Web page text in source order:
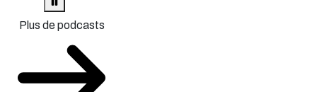
Plus de podcasts